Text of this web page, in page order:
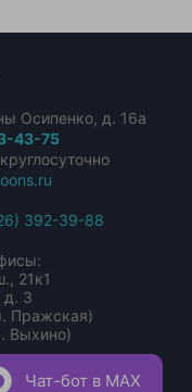
Осипенко, д. 16а
43-75
392-39-88
21к1
д. 3
Пражская)
Выхино)
Чат-бот в MAX